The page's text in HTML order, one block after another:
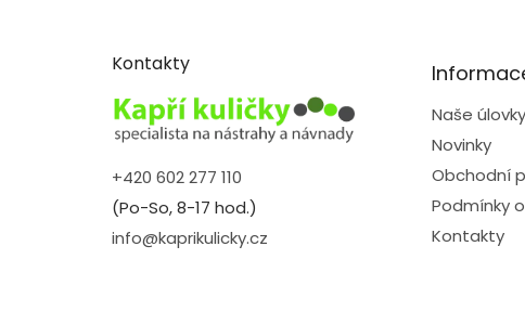
Kontakty
+420 602 277 110
(Po-So, 8-17 hod.)
info@kaprikulicky.cz
Naše úlovky
Novinky
Obchodní
Podmínky
Kontakty